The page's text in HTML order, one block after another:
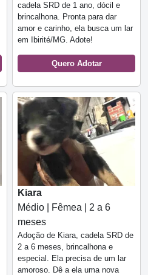
cadela SRD de 1 ano, dócil e
brincalhona. Pronta para dar
amor e carinho, ela busca um lar
em Ibirité/MG. Adote!
Quero Adotar
Kiara
Médio | Fêmea | 2 a 6
meses
Adoção de Kiara, cadela SRD de
2 a 6 meses, brincalhona e
especial. Ela precisa de um lar
amoroso. Dê a ela uma nova